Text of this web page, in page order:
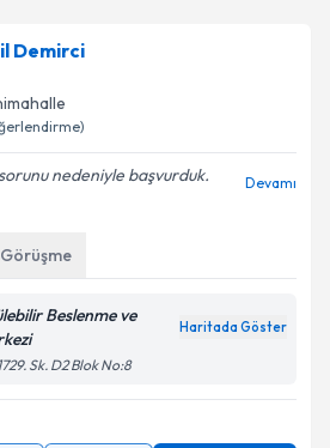
Demirci
nedeniyle başvurduk.
Devamı
Beslenme ve
Haritada Göster
Sk. D2 Blok No:8